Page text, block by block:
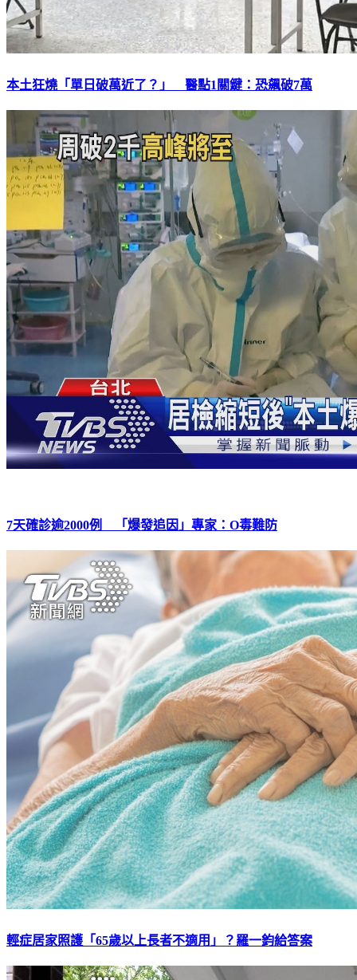
本土狂燒「單日破萬近了？」 醫點1關鍵：恐飆破7萬
7天確診逾2000例 「爆發追因」專家：O毒難防
輕症居家照護「65歲以上長者不適用」？羅一鈞給答案